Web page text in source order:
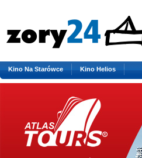
Kino Na Starówce Kino Helios